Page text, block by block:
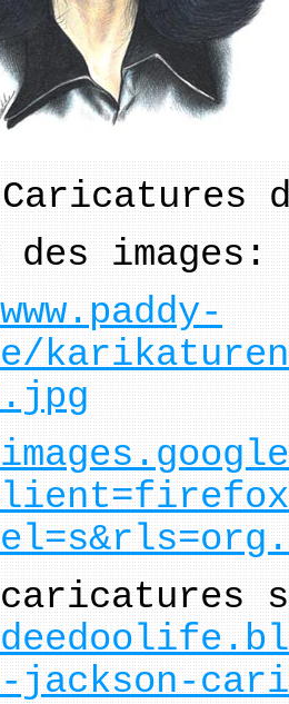
Caricatures
des images:
jackson-